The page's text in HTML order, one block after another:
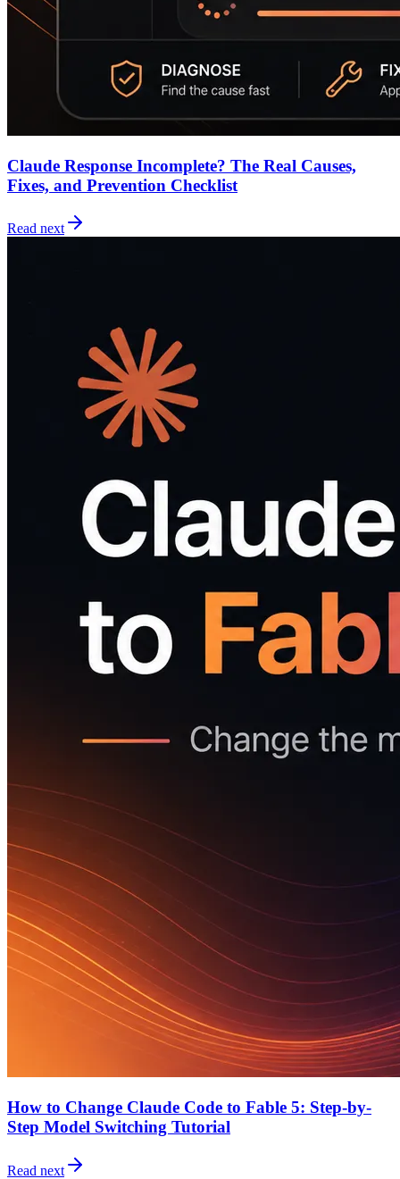
Claude Response Incomplete? The Real Causes,
Fixes, and Prevention Checklist
Read next
How to Change Claude Code to Fable 5: Step-by-
Step Model Switching Tutorial
Read next